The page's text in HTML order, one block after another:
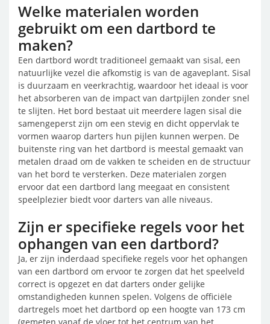
Welke materialen worden
gebruikt om een dartbord te
maken?
Een dartbord wordt traditioneel gemaakt van sisal, een
natuurlijke vezel die afkomstig is van de agaveplant. Sisal
is duurzaam en veerkrachtig, waardoor het ideaal is voor
het absorberen van de impact van dartpijlen zonder snel
te slijten. Het bord bestaat uit meerdere lagen sisal die
samengeperst zijn om een stevig en dicht oppervlak te
vormen waarop darters hun pijlen kunnen werpen. De
buitenste ring van het dartbord is meestal gemaakt van
metalen draad om de vakken te scheiden en de structuur
van het bord te versterken. Deze materialen zorgen
ervoor dat een dartbord lang meegaat en consistent
speelplezier biedt voor darters van alle niveaus.
Zijn er specifieke regels voor het
ophangen van een dartbord?
Ja, er zijn inderdaad specifieke regels voor het ophangen
van een dartbord om ervoor te zorgen dat het speelveld
correct is opgezet en dat darters onder gelijke
omstandigheden kunnen spelen. Volgens de officiële
dartregels moet het dartbord op een hoogte van 173 cm
(gemeten vanaf de vloer tot het centrum van het